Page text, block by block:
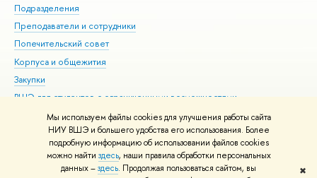
Мы используем файлы cookies для улучшения работы сайта
НИУ ВШЭ и большего удобства его использования. Более
подробную информацию об использовании файлов cookies
можно найти здесь, наши правила обработки персональных
данных –здесь. Продолжая пользоваться сайтом, вы
✖
Подразделения
Преподаватели и сотрудники
Попечительский совет
Корпуса и общежития
Закупки
ВШЭ для студентов с ограниченными возможностями
здоровья и инвалидностью
Версия для слабовидящих
Единая платежная страница